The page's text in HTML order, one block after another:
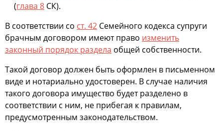
(глава 8 СК).
В соответствии со ст. 42 Семейного кодекса супруги
брачным договором имеют право изменить
законный порядок раздела общей собственности.
Такой договор должен быть оформлен в письменном
виде и нотариально удостоверен. В случае наличия
такого договора имущество будет разделено в
соответствии с ним, не прибегая к правилам,
предусмотренным законодательством.